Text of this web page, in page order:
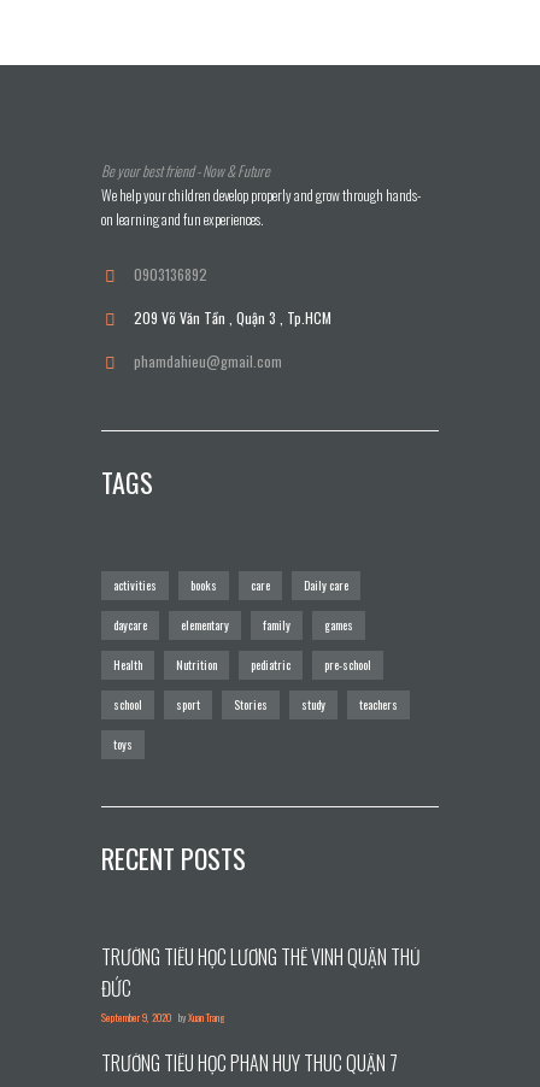
Be your best friend - Now & Future
We help your children develop properly and grow through hands-
on learning and fun experiences.
0903136892
209 Võ Văn Tần , Quận 3 , Tp.HCM
phamdahieu@gmail.com
TAGS
activities books care Daily care
daycare elementary family games
Health Nutrition pediatric pre-school
school sport Stories study teachers
toys
RECENT POSTS
TRƯỜNG TIỂU HỌC LƯƠNG THẾ VINH QUẬN THỦ
ĐỨC
September 9, 2020 byXuan Trang
TRƯỜNG TIỂU HỌC PHAN HUY THÚC QUẬN 7